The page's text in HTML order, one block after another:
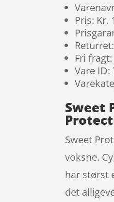
Pris: Kr.
Fri
Vare ID:
Sweet
Sweet
voksne.
har størst
det